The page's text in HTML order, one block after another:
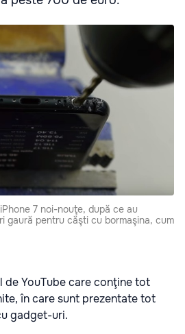
7 noi-nouţe, după ce au
gaură pentru căşti cu bormaşina, cum
de YouTube care conţine tot
în care sunt prezentate tot
gadget-uri.